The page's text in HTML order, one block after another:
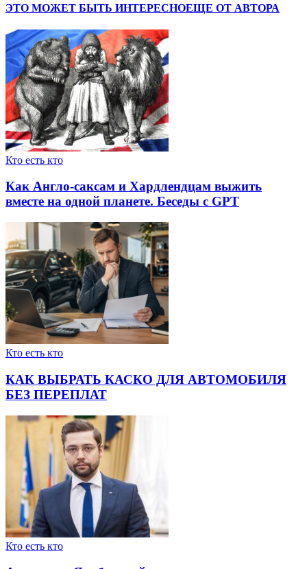
ЭТО МОЖЕТ БЫТЬ ИНТЕРЕСНОЕЩЕ ОТ АВТОРА
Кто есть кто
Как Англо-саксам и Хардлендцам выжить
вместе на одной планете. Беседы с GPT
Кто есть кто
КАК ВЫБРАТЬ КАСКО ДЛЯ АВТОМОБИЛЯ
БЕЗ ПЕРЕПЛАТ
Кто есть кто